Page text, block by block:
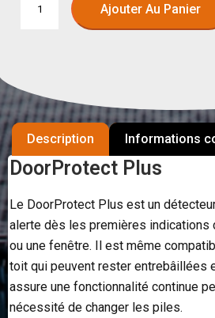
Ajouter Au Panier
Description Informations
DoorProtect Plus
Le DoorProtect Plus est un
alerte dès les premières indications
ou une fenêtre. Il est même
toit qui peuvent rester entrebâillées
assure une fonctionnalité continue
nécessité de changer les piles.